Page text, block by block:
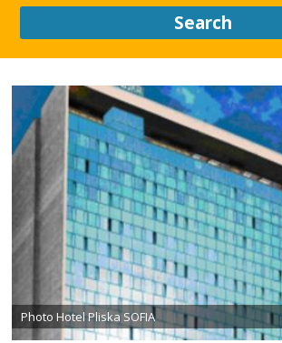
Search
Photo Hotel Pliska SOFIA